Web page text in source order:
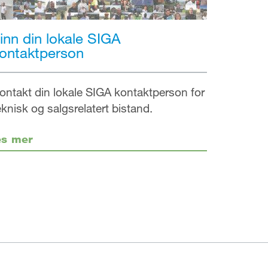
din lokale SIGA
din lokale SIGA kontaktperson for
og salgsrelatert bistand.
mer